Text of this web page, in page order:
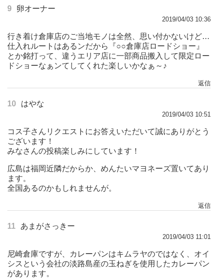
9 卵オーナー
2019/04/03 10:36
行き着け倉庫店のご当地モノは全然、思い付かないけど…
仕入れルートはあるンだから『○○倉庫店ロードショー』
とか銘打って、違うエリア店に一部商品搬入して限定ロー
ドショーなぁンてしてくれた楽しいかなぁ～♪
返信
10 はやな
2019/04/03 10:51
コス子さんリクエストにお答えいただいて誠にありがとう
ございます！
みなさんの投稿楽しみにしています！
広島は福岡近隣だからか、めんたいマヨネーズ置いてあり
ます。
全国あるのかもしれませんが。
返信
11 あまがさっきー
2019/04/03 11:01
尼崎倉庫ですが、カレーパンはキムラヤのではなく、オイ
シスという会社の淡路島産の玉ねぎを使用したカレーパン
があります。